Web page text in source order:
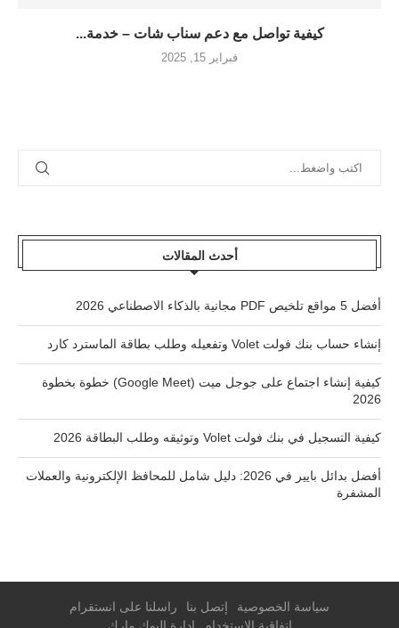
كيفية تواصل مع دعم سناب شات – خدمة...
فبراير 15, 2025
أحدث المقالات
أفضل 5 مواقع تلخيص PDF مجانية بالذكاء الاصطناعي 2026
إنشاء حساب بنك فولت Volet وتفعيله وطلب بطاقة الماسترد كارد
كيفية إنشاء اجتماع على جوجل ميت (Google Meet) خطوة بخطوة
2026
كيفية التسجيل في بنك فولت Volet وتوثيقه وطلب البطاقة 2026
أفضل بدائل بايير في 2026: دليل شامل للمحافظ الإلكترونية والعملات
المشفرة
سياسة الخصوصية إتصل بنا
راسلنا على انستقرام
اتفاقية الاستخدام
إدارة البوك مارك